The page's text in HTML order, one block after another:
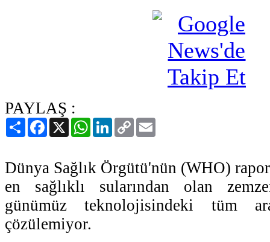
PAYLAŞ :
PaylaşFacebook
X WhatsAppLinkedIn
Copy
Link
Dünya Sağlık Örgütü'nün (WHO)
en sağlıklı sularından olan
günümüz teknolojisindeki tüm
çözülemiyor.